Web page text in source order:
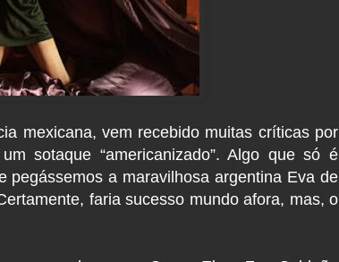
mexicana, vem recebido muitas críticas por
sotaque “americanizado”. Algo que só é
pegássemos a maravilhosa argentina Eva de
faria sucesso mundo afora, mas, o